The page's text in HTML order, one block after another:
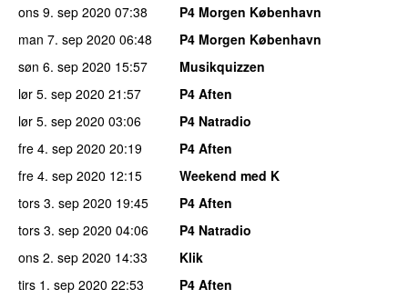
ons 9. sep 2020 07:38
P4 Morgen København
man 7. sep 2020 06:48
P4 Morgen København
søn 6. sep 2020 15:57
Musikquizzen
lør 5. sep 2020 21:57
P4 Aften
lør 5. sep 2020 03:06
P4 Natradio
fre 4. sep 2020 20:19
P4 Aften
fre 4. sep 2020 12:15
Weekend med K
tors 3. sep 2020 19:45
P4 Aften
tors 3. sep 2020 04:06
P4 Natradio
ons 2. sep 2020 14:33
Klik
tirs 1. sep 2020 22:53
P4 Aften